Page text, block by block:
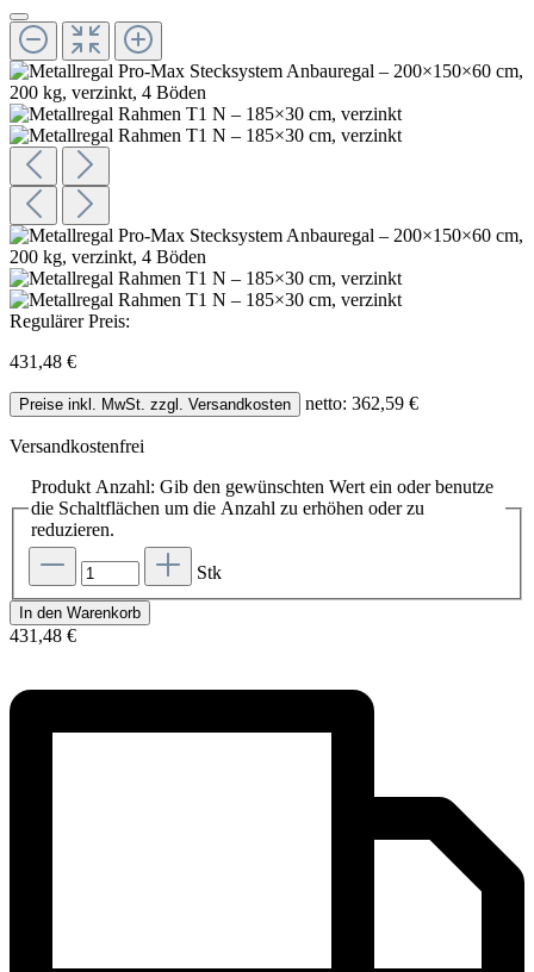
Regulärer Preis:
431,48 €
Preise inkl. MwSt. zzgl. Versandkosten netto: 362,59 €
Versandkostenfrei
Produkt Anzahl: Gib den gewünschten Wert ein oder benutze
die Schaltflächen um die Anzahl zu erhöhen oder zu
reduzieren.
Stk
In den Warenkorb
431,48 €